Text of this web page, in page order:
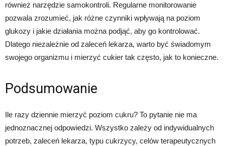
również narzędzie samokontroli. Regularne monitorowanie
pozwala zrozumieć, jak różne czynniki wpływają na poziom
glukozy i jakie działania można podjąć, aby go kontrolować.
Dlatego niezależnie od zaleceń lekarza, warto być świadomym
swojego organizmu i mierzyć cukier tak często, jak to konieczne.
Podsumowanie
Ile razy dziennie mierzyć poziom cukru? To pytanie nie ma
jednoznacznej odpowiedzi. Wszystko zależy od indywidualnych
potrzeb, zaleceń lekarza, typu cukrzycy, celów terapeutycznych